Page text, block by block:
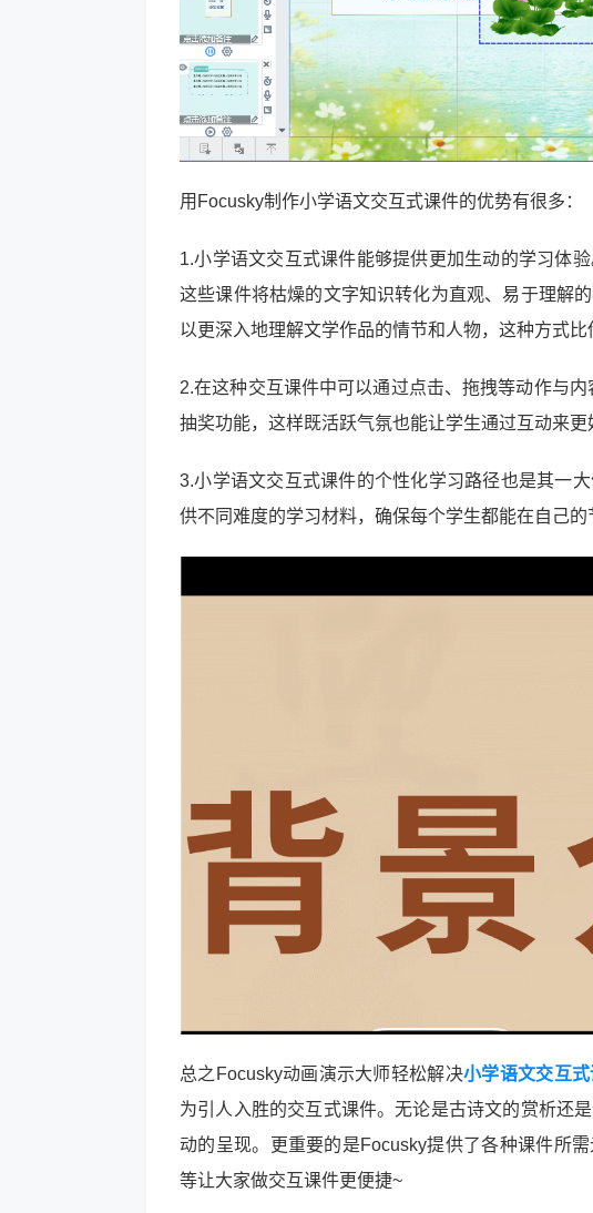
用Focusky制作小学语文交互式课件的优势有很多：
1.小学语文交互式课件能够提供更加生动的学习体
这些课件将枯燥的文字知识转化为直观、易于理解
以更深入地理解文学作品的情节和人物，这种方式
2.在这种交互课件中可以通过点击、拖拽等动作与
抽奖功能，这样既活跃气氛也能让学生通过互动来更
3.小学语文交互式课件的个性化学习路径也是其一
供不同难度的学习材料，确保每个学生都能在自己的
总之Focusky动画演示大师轻松解决小学语文交互
为引人入胜的交互式课件。无论是古诗文的赏析还
动的呈现。更重要的是Focusky提供了各种课件所
等让大家做交互课件更便捷~